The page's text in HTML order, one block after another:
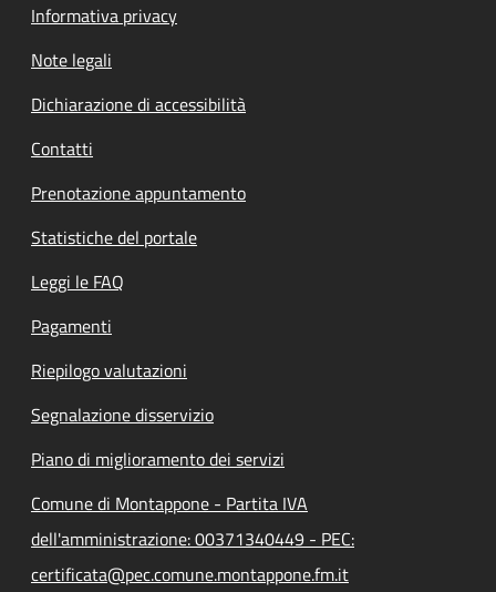
Informativa privacy
Note legali
Dichiarazione di accessibilità
Contatti
Prenotazione appuntamento
Statistiche del portale
Leggi le FAQ
Pagamenti
Riepilogo valutazioni
Segnalazione disservizio
Piano di miglioramento dei servizi
Comune di Montappone - Partita IVA
dell'amministrazione: 00371340449 - PEC:
certificata@pec.comune.montappone.fm.it